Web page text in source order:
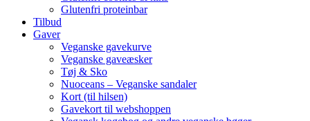
Glutenfri proteinbar
Tilbud
Gaver
Veganske gavekurve
Veganske gaveæsker
Tøj & Sko
Nuoceans – Veganske sandaler
Kort (til hilsen)
Gavekort til webshoppen